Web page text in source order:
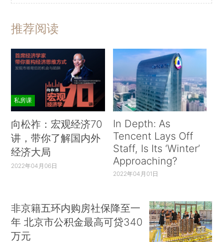
推荐阅读
私房课
向松祚：宏观经济70
讲，带你了解国内外
经济大局
2022年04月06日
In Depth: As
Tencent Lays Off
Staff, Is Its ‘Winter’
Approaching?
2022年04月01日
非京籍五环内购房社保降至一
年 北京市公积金最高可贷340
万元